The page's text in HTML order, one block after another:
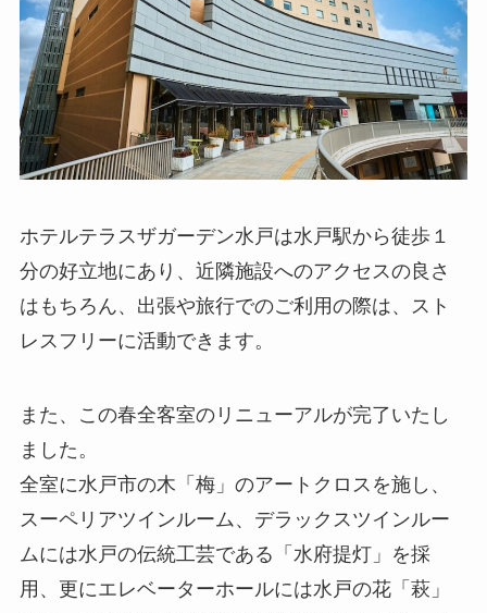
ホテルテラスザガーデン水戸は水戸駅から徒歩１
分の好立地にあり、近隣施設へのアクセスの良さ
はもちろん、出張や旅行でのご利用の際は、スト
レスフリーに活動できます。
また、この春全客室のリニューアルが完了いたし
ました。
全室に水戸市の木「梅」のアートクロスを施し、
スーペリアツインルーム、デラックスツインルー
ムには水戸の伝統工芸である「水府提灯」を採
用、更にエレベーターホールには水戸の花「萩」